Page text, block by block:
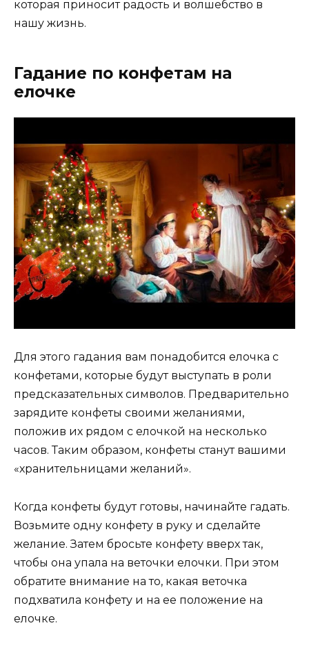
которая приносит радость и волшебство в
нашу жизнь.
Гадание по конфетам на
елочке
Для этого гадания вам понадобится елочка с
конфетами, которые будут выступать в роли
предсказательных символов. Предварительно
зарядите конфеты своими желаниями,
положив их рядом с елочкой на несколько
часов. Таким образом, конфеты станут вашими
«хранительницами желаний».
Когда конфеты будут готовы, начинайте гадать.
Возьмите одну конфету в руку и сделайте
желание. Затем бросьте конфету вверх так,
чтобы она упала на веточки елочки. При этом
обратите внимание на то, какая веточка
подхватила конфету и на ее положение на
елочке.